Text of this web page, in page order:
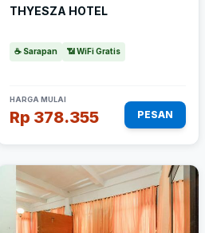
THYESZA HOTEL
☕ Sarapan 📶 WiFi Gratis
HARGA MULAI
Rp 378.355 PESAN